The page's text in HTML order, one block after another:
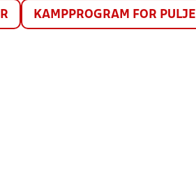
KAMPPROGRAM FOR PULJE